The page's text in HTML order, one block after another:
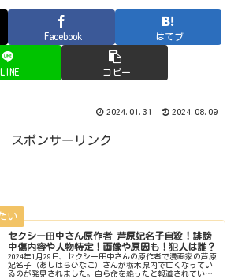
Facebook はてブ
LINE コピー
2024.01.31 2024.08.09
スポンサーリンク
セクシー田中さん原作者 芦原妃名子自殺！誹謗
中傷内容や人物特定！画像や原因も！犯人は誰？
2024年1月29日、セクシー田中さんの原作者で漫画家の芦原
妃名子（あしはらひなこ）さんが栃木県内で亡くなってい
るのが発見されました。自ら命を絶ったと報道されていま